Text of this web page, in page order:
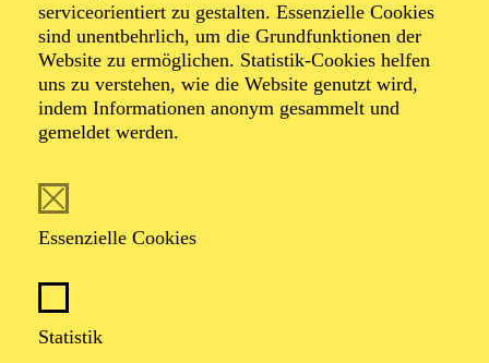
serviceorientiert zu gestalten. Essenzielle Cookies
sind unentbehrlich, um die Grundfunktionen der
Website zu ermöglichen. Statistik-Cookies helfen
uns zu verstehen, wie die Website genutzt wird,
indem Informationen anonym gesammelt und
gemeldet werden.
Essenzielle Cookies
Statistik
Mit Mitgliedern des Aalto-Ensembles, der Essener
Philharmoniker sowie Musiker*innen aus der Freien
Szene
DAS AALTO-FOYER WIRD ZUM JAZZ-